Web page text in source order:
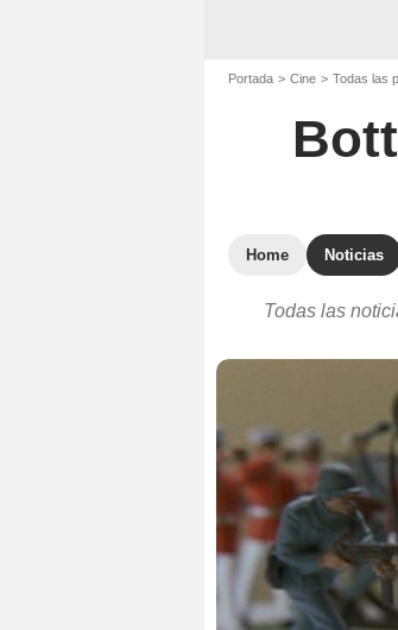
Portada Cine Todas las
Home Noticias
Todas las